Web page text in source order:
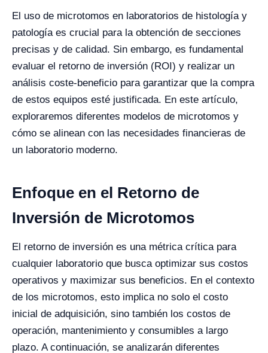
El uso de microtomos en laboratorios de histología y
patología es crucial para la obtención de secciones
precisas y de calidad. Sin embargo, es fundamental
evaluar el retorno de inversión (ROI) y realizar un
análisis coste-beneficio para garantizar que la compra
de estos equipos esté justificada. En este artículo,
exploraremos diferentes modelos de microtomos y
cómo se alinean con las necesidades financieras de
un laboratorio moderno.
Enfoque en el Retorno de
Inversión de Microtomos
El retorno de inversión es una métrica crítica para
cualquier laboratorio que busca optimizar sus costos
operativos y maximizar sus beneficios. En el contexto
de los microtomos, esto implica no solo el costo
inicial de adquisición, sino también los costos de
operación, mantenimiento y consumibles a largo
plazo. A continuación, se analizarán diferentes